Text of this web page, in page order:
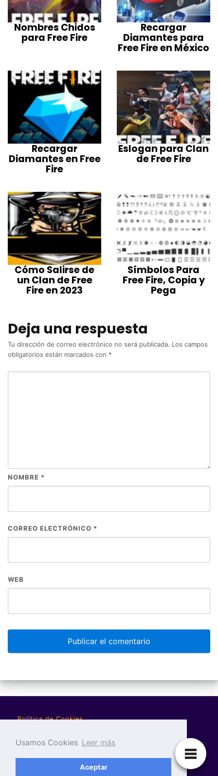
Nombres Chidos
para Free Fire
Recargar
Diamantes para
Free Fire en México
Recargar
Diamantes en Free
Fire
Eslogan para Clan
de Free Fire
Cómo Salirse de
un Clan de Free
Fire en 2023
Símbolos Para
Free Fire, Copia y
Pega
Deja una respuesta
Tu dirección de correo electrónico no será publicada. Los campos
obligatorios están marcados con *
NOMBRE *
CORREO ELECTRÓNICO *
WEB
Política de Cookies
Usamos Cookies Leer más
Aceptar